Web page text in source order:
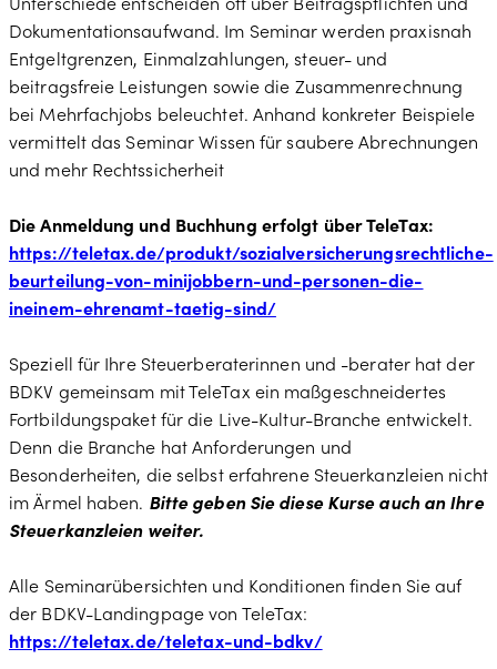
Dokumentationsaufwand. Im Seminar werden praxisnah
Entgeltgrenzen, Einmalzahlungen, steuer- und
beitragsfreie Leistungen sowie die Zusammenrechnung
bei Mehrfachjobs beleuchtet. Anhand konkreter Beispiele
vermittelt das Seminar Wissen für saubere Abrechnungen
und mehr Rechtssicherheit
Die Anmeldung und Buchhung erfolgt über TeleTax:
https://teletax.de/produkt/sozialversicherungsrechtliche-
beurteilung-von-minijobbern-und-personen-die-
ineinem-ehrenamt-taetig-sind/
Speziell für Ihre Steuerberaterinnen und -berater hat der
BDKV gemeinsam mit TeleTax ein maßgeschneidertes
Fortbildungspaket für die Live-Kultur-Branche entwickelt.
Denn die Branche hat Anforderungen und
Besonderheiten, die selbst erfahrene Steuerkanzleien nicht
im Ärmel haben. Bitte geben Sie diese Kurse auch an Ihre
Steuerkanzleien weiter.
Alle Seminarübersichten und Konditionen finden Sie auf
der BDKV-Landingpage von TeleTax:
https://teletax.de/teletax-und-bdkv/